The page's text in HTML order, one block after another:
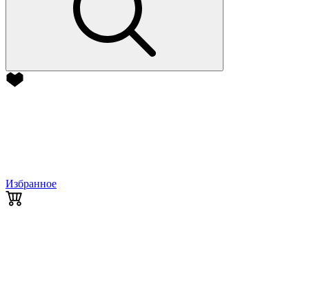
Избранное